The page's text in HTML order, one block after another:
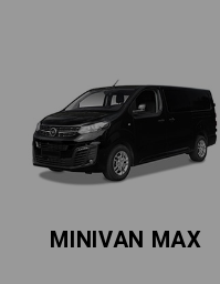
MINIVAN MAX